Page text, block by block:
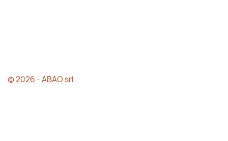
© 2026 - ABAO srl